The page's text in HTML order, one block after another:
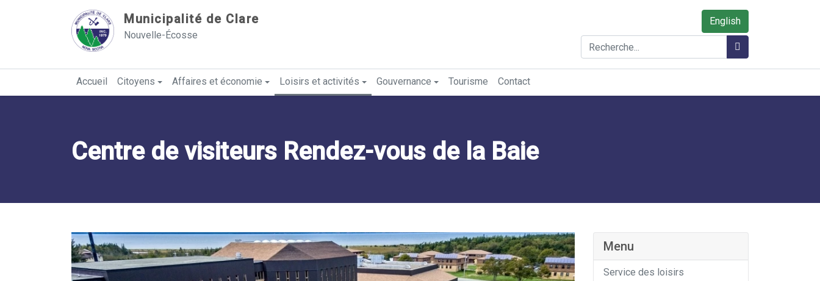
Municipalité de Clare
Nouvelle-Écosse
English
Rechercher
Accueil Citoyens Affaires et économie Loisirs et activités Gouvernance Tourisme Contact
Centre de visiteurs Rendez-vous de la Baie
Menu
Service des loisirs